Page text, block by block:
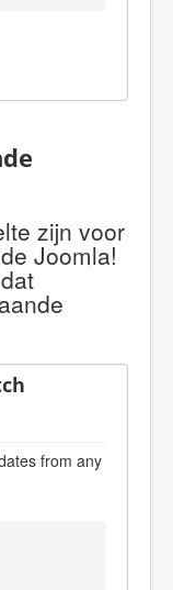
zijn voor
Joomla!
from any